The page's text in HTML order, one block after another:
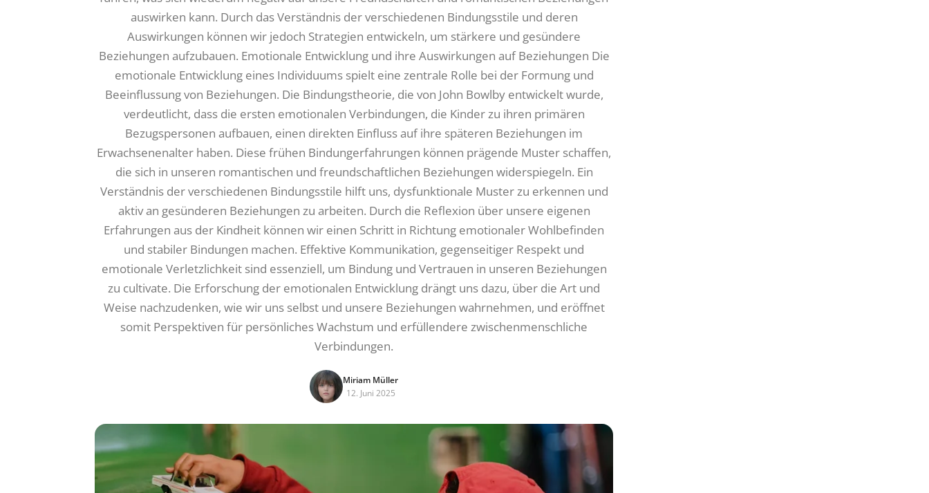
auswirken kann. Durch das Verständnis der verschiedenen Bindungsstile und deren
Auswirkungen können wir jedoch Strategien entwickeln, um stärkere und gesündere
Beziehungen aufzubauen. Emotionale Entwicklung und ihre Auswirkungen auf Beziehungen Die
emotionale Entwicklung eines Individuums spielt eine zentrale Rolle bei der Formung und
Beeinflussung von Beziehungen. Die Bindungstheorie, die von John Bowlby entwickelt wurde,
verdeutlicht, dass die ersten emotionalen Verbindungen, die Kinder zu ihren primären
Bezugspersonen aufbauen, einen direkten Einfluss auf ihre späteren Beziehungen im
Erwachsenenalter haben. Diese frühen Bindungerfahrungen können prägende Muster schaffen,
die sich in unseren romantischen und freundschaftlichen Beziehungen widerspiegeln. Ein
Verständnis der verschiedenen Bindungsstile hilft uns, dysfunktionale Muster zu erkennen und
aktiv an gesünderen Beziehungen zu arbeiten. Durch die Reflexion über unsere eigenen
Erfahrungen aus der Kindheit können wir einen Schritt in Richtung emotionaler Wohlbefinden
und stabiler Bindungen machen. Effektive Kommunikation, gegenseitiger Respekt und
emotionale Verletzlichkeit sind essenziell, um Bindung und Vertrauen in unseren Beziehungen
zu cultivate. Die Erforschung der emotionalen Entwicklung drängt uns dazu, über die Art und
Weise nachzudenken, wie wir uns selbst und unsere Beziehungen wahrnehmen, und eröffnet
somit Perspektiven für persönliches Wachstum und erfüllendere zwischenmenschliche
Verbindungen.
Miriam Müller
12. Juni 2025